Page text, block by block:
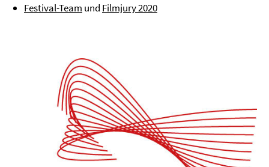
Festival-Team und Filmjury 2020